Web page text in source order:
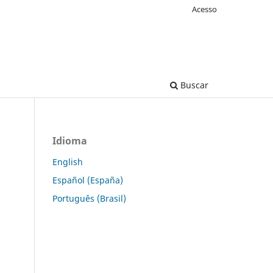
Buscar
Acesso
Idioma
English
Español (España)
Português (Brasil)